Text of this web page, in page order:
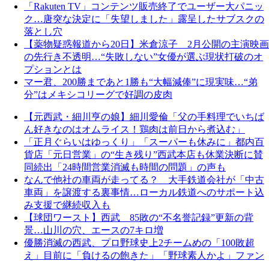
「Rakuten TV」コンテンツ販売終了でユーザー大パニッ
ク…唐突な決定に「失望しました」露呈したサブスクの
落とし穴
【薬物疑惑報道から20日】米倉涼子 2月公開の主演映画
の先行き不透明…“失敗しない”女優が選ぶ現状打破のオ
プションとは
マー君、200勝まであと1勝も“大幅減俸”に現実味…“弟
分”はメキシコリーグで好調の皮肉
【元西武・細川亨の娘】細川愛倫「父の手料理でいちば
ん好きなのはオムライス！鶏肉は前日から煮込む」
「正月ぐらいはゆっくり」「スーパーも休みに」都内百
貨店「元日営業」の“生き残り”西武本店も休業決断に賛
同続出「24時間営業消滅も時間の問題」の声も
なんで他社の車両が走ってる？ 大手鉄道会社が「中古
車両」を譲渡する裏事情…ローカル鉄道へのサポート込
み支援で継続収入も
【球団ワースト】西武 85敗の“不名誉記録”更新の背
景…山川の穴、エースの7キロ増
優勝消滅の西武、プロ野球史上2チームめの「100敗超
え」目前に「負けるの飽きた」「野球素人かよ」ファン